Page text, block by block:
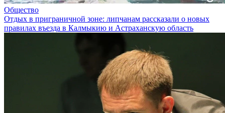
Общество
Отдых в приграничной зоне: липчанам рассказали о новых
правилах въезда в Калмыкию и Астраханскую область